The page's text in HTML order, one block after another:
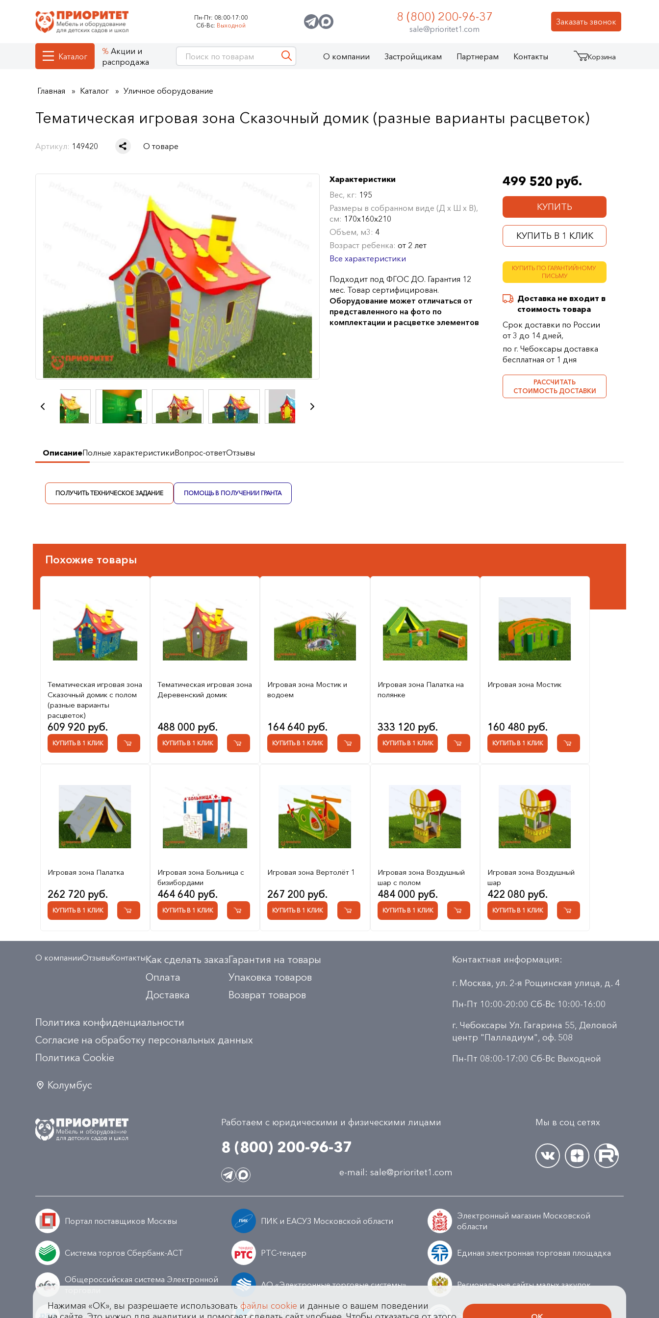
Пн-Пт: 08:00-17:00
Сб-Вс: Выходной Заказать звонок
8 (800) 200-96-37
sale@prioritet1.com
Каталог
Акции и
распродажа
О компании Застройщикам Партнерам Контакты Корзина
Главная Каталог Уличное оборудование
Тематическая игровая зона Сказочный домик (разные варианты расцветок)
Артикул: 149420 О товаре
499 520 руб.
КУПИТЬ
КУПИТЬ В 1 КЛИК
КУПИТЬ ПО ГАРАНТИЙНОМУ
ПИСЬМУ
Доставка не входит в
стоимость товара
Срок доставки по России
от 3 до 14 дней,
по г. Чебоксары доставка
бесплатная от 1 дня
РАССЧИТАТЬ
СТОИМОСТЬ ДОСТАВКИ
Характеристики
Вес, кг: 195
Размеры в собранном виде (Д х Ш х В),
см: 170х160х210
Объем, м3: 4
Возраст ребенка: от 2 лет
Все характеристики
Подходит под ФГОС ДО. Гарантия 12
мес. Товар сертифицирован.
Оборудование может отличаться от
представленного на фото по
комплектации и расцветке элементов
ОписаниеПолные характеристикиВопрос-ответОтзывы
ПОЛУЧИТЬ ТЕХНИЧЕСКОЕ ЗАДАНИЕ ПОМОЩЬ В ПОЛУЧЕНИИ ГРАНТА
Похожие товары
Тематическая игровая зона
Сказочный домик с полом
(разные варианты
расцветок)
609 920 руб.
КУПИТЬ В 1 КЛИК
Тематическая игровая зона
Деревенский домик
488 000 руб.
КУПИТЬ В 1 КЛИК
Игровая зона Мостик и
водоем
164 640 руб.
КУПИТЬ В 1 КЛИК
Игровая зона Палатка на
полянке
333 120 руб.
КУПИТЬ В 1 КЛИК
Игровая зона Мостик
160 480 руб.
КУПИТЬ В 1 КЛИК
Игровая зона Палатка
262 720 руб.
КУПИТЬ В 1 КЛИК
Игровая зона Больница с
бизибордами
464 640 руб.
КУПИТЬ В 1 КЛИК
Игровая зона Вертолёт 1
267 200 руб.
КУПИТЬ В 1 КЛИК
Игровая зона Воздушный
шар с полом
484 000 руб.
КУПИТЬ В 1 КЛИК
Игровая зона Воздушный
шар
422 080 руб.
КУПИТЬ В 1 КЛИК
О компанииОтзывыКонтактыКак сделать заказ
Оплата
Доставка
Гарантия на товары
Упаковка товаров
Возврат товаров
Политика конфиденциальности
Согласие на обработку персональных данных
Политика Сookie
Колумбус
Контактная информация:
г. Москва, ул. 2-я Рощинская улица, д. 4
Пн-Пт 10:00-20:00 Сб-Вс 10:00-16:00
г. Чебоксары Ул. Гагарина 55, Деловой
центр "Палладиум", оф. 508
Пн-Пт 08:00-17:00 Сб-Вс Выходной
Работаем с юридическими и физическими лицами
8 (800) 200-96-37
e-mail: sale@prioritet1.com
Мы в соц сетях
Портал поставщиков Москвы ПИК и ЕАСУЗ Московской области
Электронный магазин Московской
области
Система торгов Сбербанк-АСТ РТС-тендер Единая электронная торговая площадка
Общероссийская система Электронной
АО «Электронные торговые системы» Региональные сайты малых закупок
Федеральная электронная площадка
Нажимая «OK», вы разрешаете использовать файлы cookie и данные о вашем поведении